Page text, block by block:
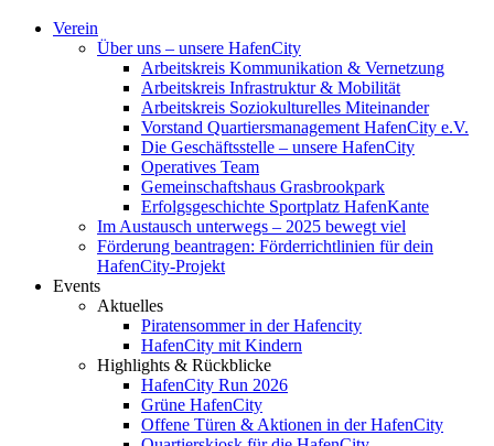
Verein
Über uns – unsere HafenCity
Arbeitskreis Kommunikation & Vernetzung
Arbeitskreis Infrastruktur & Mobilität
Arbeitskreis Soziokulturelles Miteinander
Vorstand Quartiersmanagement HafenCity e.V.
Die Geschäftsstelle – unsere HafenCity
Operatives Team
Gemeinschaftshaus Grasbrookpark
Erfolgsgeschichte Sportplatz HafenKante
Im Austausch unterwegs – 2025 bewegt viel
Förderung beantragen: Förderrichtlinien für dein
HafenCity-Projekt
Events
Aktuelles
Piratensommer in der Hafencity
HafenCity mit Kindern
Highlights & Rückblicke
HafenCity Run 2026
Grüne HafenCity
Offene Türen & Aktionen in der HafenCity